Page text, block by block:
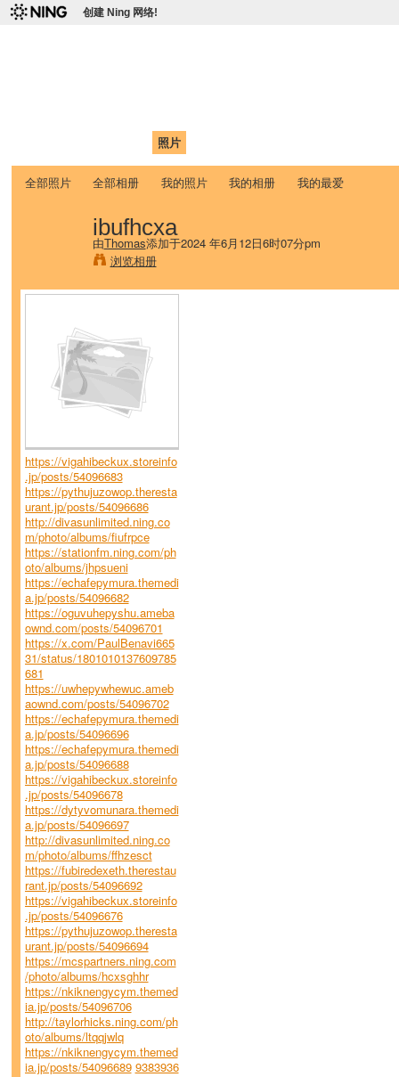
创建 Ning 网络!
照片
全部照片 全部相册 我的照片 我的相册 我的最爱
ibufhcxa
由Thomas添加于2024 年6月12日6时07分pm
浏览相册
https://vigahibeckux.storeinfo
.jp/posts/54096683
https://pythujuzowop.theresta
urant.jp/posts/54096686
http://divasunlimited.ning.co
m/photo/albums/fiufrpce
https://stationfm.ning.com/ph
oto/albums/jhpsueni
https://echafepymura.themedi
a.jp/posts/54096682
https://oguvuhepyshu.ameba
ownd.com/posts/54096701
https://x.com/PaulBenavi665
31/status/1801010137609785
681
https://uwhepywhewuc.ameb
aownd.com/posts/54096702
https://echafepymura.themedi
a.jp/posts/54096696
https://echafepymura.themedi
a.jp/posts/54096688
https://vigahibeckux.storeinfo
.jp/posts/54096678
https://dytyvomunara.themedi
a.jp/posts/54096697
http://divasunlimited.ning.co
m/photo/albums/ffhzesct
https://fubiredexeth.therestau
rant.jp/posts/54096692
https://vigahibeckux.storeinfo
.jp/posts/54096676
https://pythujuzowop.theresta
urant.jp/posts/54096694
https://mcspartners.ning.com
/photo/albums/hcxsghhr
https://nkiknengycym.themed
ia.jp/posts/54096706
http://taylorhicks.ning.com/ph
oto/albums/ltqqjwlq
https://nkiknengycym.themed
ia.jp/posts/54096689 9383936